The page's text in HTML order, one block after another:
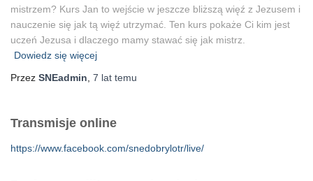
mistrzem? Kurs Jan to wejście w jeszcze bliższą więź z Jezusem i
nauczenie się jak tą więź utrzymać. Ten kurs pokaże Ci kim jest
uczeń Jezusa i dlaczego mamy stawać się jak mistrz.
Dowiedz się więcej
Przez SNEadmin 7 lat temu
Transmisje online
https://www.facebook.com/snedobrylotr/live/